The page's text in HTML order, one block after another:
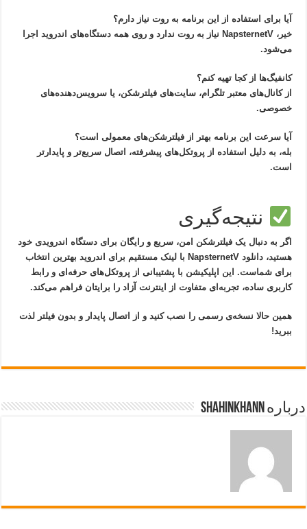
آیا برای استفاده از این برنامه به روت نیاز دارم؟
خیر، NapsternetV نیاز به روت ندارد و روی همه دستگاه‌های اندروید اجرا
می‌شود.
کانفیگ‌ها از کجا تهیه کنم؟
از کانال‌های معتبر تلگرام، سایت‌های فیلترشکن، یا سرویس‌دهنده‌های
خصوصی.
آیا سرعت این برنامه بهتر از فیلترشکن‌های معمولی است؟
بله، به دلیل استفاده از پروتکل‌های پیشرفته، اتصال سریع‌تر و پایدارتر
است.
نتیجه‌گیری
اگر به دنبال یک فیلترشکن امن، سریع و رایگان برای دستگاه اندرویدی خود
هستید،دانلود NapsternetV با لینک مستقیم برای اندروید
بهترین انتخاب
برای شماست. این اپلیکیشن با پشتیبانی از پروتکل‌های حرفه‌ای و رابط
کاربری ساده، تجربه‌ای متفاوت از اینترنت آزاد را برایتان فراهم می‌کند.
همین حالا نسخه‌ی رسمی را نصب کنید و از اتصال پایدار و بدون فیلتر لذت
ببرید!
درباره shahinkhann